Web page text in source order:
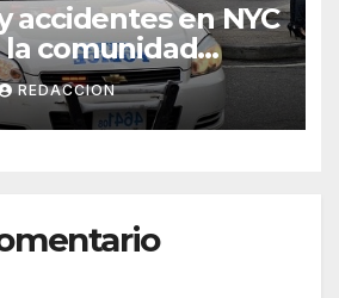
accidentes en NYC
comunidad
REDACCION